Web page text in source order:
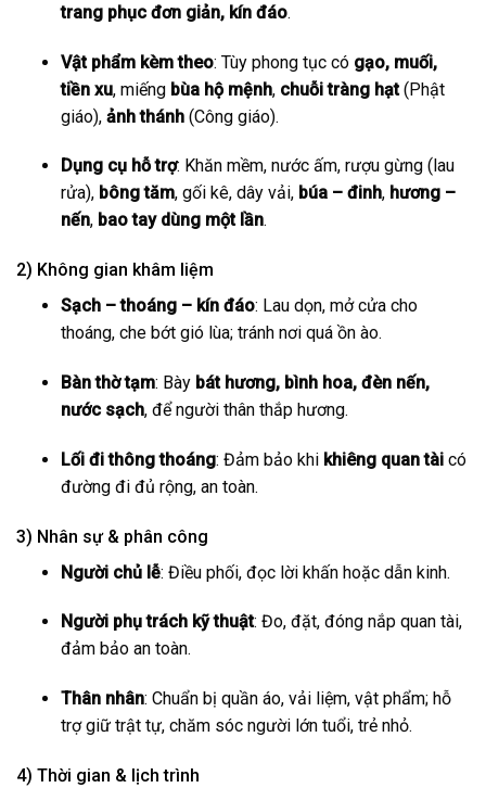
trang phục đơn giản, kín đáo.
Vật phẩm kèm theo: Tùy phong tục có gạo, muối,
tiền xu, miếng bùa hộ mệnh, chuỗi tràng hạt(Phật
giáo), ảnh thánh(Công giáo).
Dụng cụ hỗ trợ: Khăn mềm, nước ấm, rượu gừng (lau
rửa), bông tăm, gối kê, dây vải, búa – đinh, hương –
nến, bao tay dùng một lần.
2) Không gian khâm liệm
Sạch – thoáng – kín đáo: Lau dọn, mở cửa cho
thoáng, che bớt gió lùa; tránh nơi quá ồn ào.
Bàn thờ tạm: Bày bát hương, bình hoa, đèn nến,
nước sạch, để người thân thắp hương.
Lối đi thông thoáng: Đảm bảo khi khiêng quan tàicó
đường đi đủ rộng, an toàn.
3) Nhân sự & phân công
Người chủ lễ: Điều phối, đọc lời khấn hoặc dẫn kinh.
Người phụ trách kỹ thuật: Đo, đặt, đóng nắp quan tài,
đảm bảo an toàn.
Thân nhân: Chuẩn bị quần áo, vải liệm, vật phẩm; hỗ
trợ giữ trật tự, chăm sóc người lớn tuổi, trẻ nhỏ.
4) Thời gian & lịch trình